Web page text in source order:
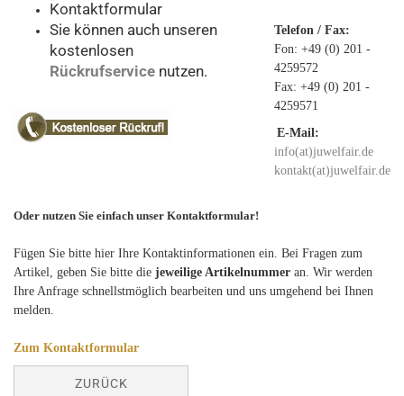
Kontaktformular
Sie können auch unseren
kostenlosen
Rückrufservice nutzen.
Telefon / Fax:
Fon: +49 (0) 201 -
4259572
Fax: +49 (0) 201 -
4259571
E-Mail:
info(at)juwelfair.de
kontakt(at)juwelfair.de
Oder nutzen Sie einfach unser Kontaktformular!
Fügen Sie bitte hier Ihre Kontaktinformationen ein. Bei Fragen zum
Artikel, geben Sie bitte die jeweilige Artikelnummer an. Wir werden
Ihre Anfrage schnellstmöglich bearbeiten und uns umgehend bei Ihnen
melden.
Zum Kontaktformular
ZURÜCK